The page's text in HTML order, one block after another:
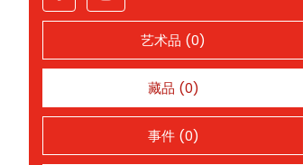
艺术品 (0)
藏品 (0)
事件 (0)